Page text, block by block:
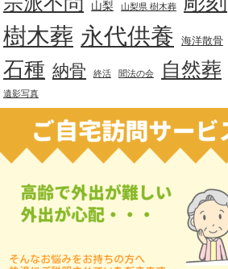
山梨 山梨県 樹木葬
樹木葬 永代供養 海洋散骨
石種 納骨 終活 聞法の会 自然葬
遺影写真